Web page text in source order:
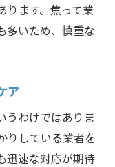
ります。焦って業
多いため、慎重な
ア
うわけではありま
りしている業者を
迅速な対応が期待